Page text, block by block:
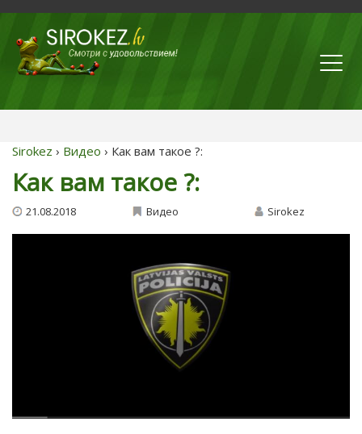
Sirokez › Видео › Как вам такое ?:
Как вам такое ?:
21.08.2018 Видео Sirokez